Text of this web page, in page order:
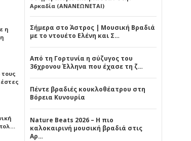
η
Αρκαδία (ΑΝΑΝΕΩΝΕΤΑΙ)
Σήμερα στο Άστρος | Μουσική Βραδιά
με το ντουέτο Ελένη και Σ…
Από τη Γορτυνία η σύζυγος του
36χρονου Έλληνα που έχασε τη ζ…
Πέντε βραδιές κουκλοθέατρου στη
Βόρεια Κυνουρία
Nature Beats 2026 – Η πιο
καλοκαιρινή μουσική βραδιά στις
Αρ…